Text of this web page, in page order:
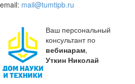
email: mail@tumtipb.ru
Ваш персональный
консультант по
вебинарам,
Уткин Николай